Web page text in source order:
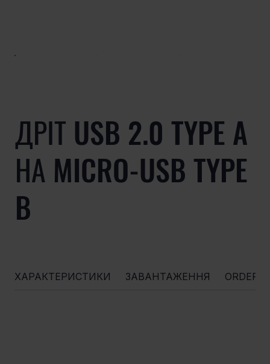
ДРІТ USB 2.0 TYPE A
НА MICRO-USB TYPE
B
ХАРАКТЕРИСТИКИ ЗАВАНТАЖЕННЯ